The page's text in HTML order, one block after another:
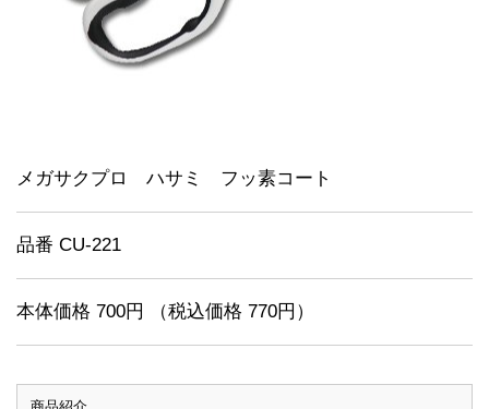
メガサクプロ ハサミ フッ素コート
品番 CU-221
本体価格 700円 （税込価格 770円）